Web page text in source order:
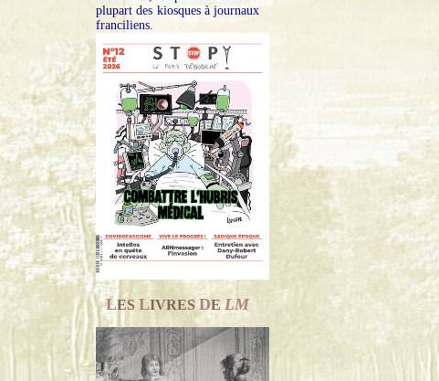
plupart des kiosques à journaux
franciliens.
LES LIVRESDE LM